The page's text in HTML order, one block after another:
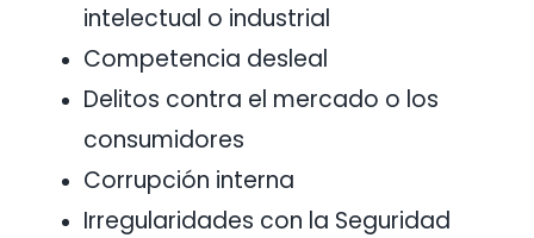
intelectual o industrial
Competencia desleal
Delitos contra el mercado o los
consumidores
Corrupción interna
Irregularidades con la Seguridad